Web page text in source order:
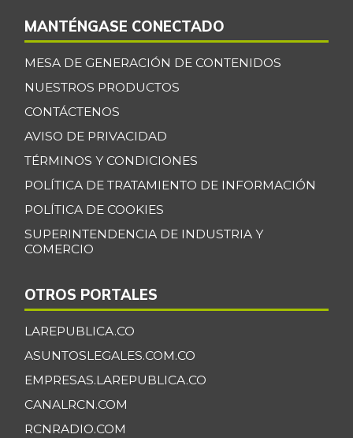
MANTÉNGASE CONECTADO
MESA DE GENERACIÓN DE CONTENIDOS
NUESTROS PRODUCTOS
CONTÁCTENOS
AVISO DE PRIVACIDAD
TÉRMINOS Y CONDICIONES
POLÍTICA DE TRATAMIENTO DE INFORMACIÓN
POLÍTICA DE COOKIES
SUPERINTENDENCIA DE INDUSTRIA Y
COMERCIO
OTROS PORTALES
LAREPUBLICA.CO
ASUNTOSLEGALES.COM.CO
EMPRESAS.LAREPUBLICA.CO
CANALRCN.COM
RCNRADIO.COM